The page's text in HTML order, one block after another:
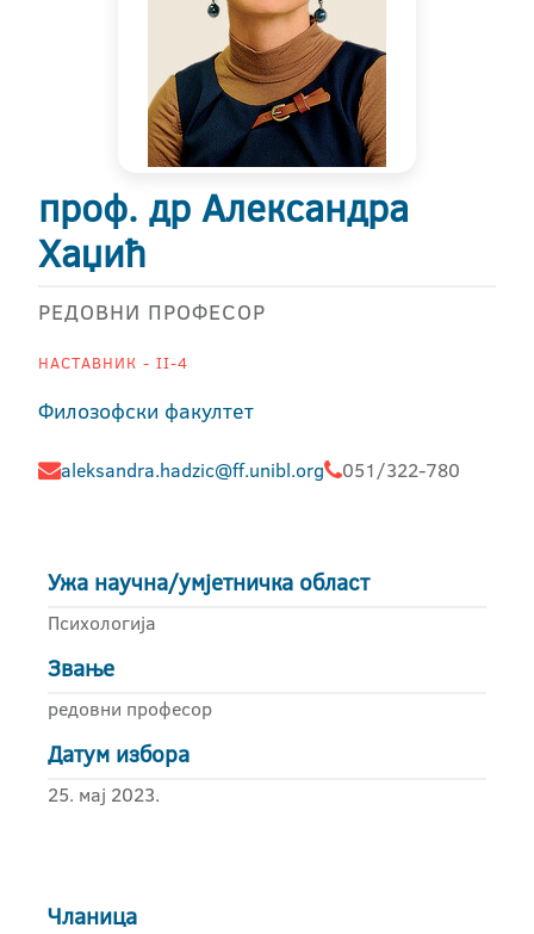
проф. др Александра
Хаџић
РЕДОВНИ ПРОФЕСОР
НАСТАВНИК - II-4
Филозофски факултет
aleksandra.hadzic@ff.unibl.org 051/322-780
Ужа научна/умјетничка област
Психологија
Звање
редовни професор
Датум избора
25. мај 2023.
Чланица